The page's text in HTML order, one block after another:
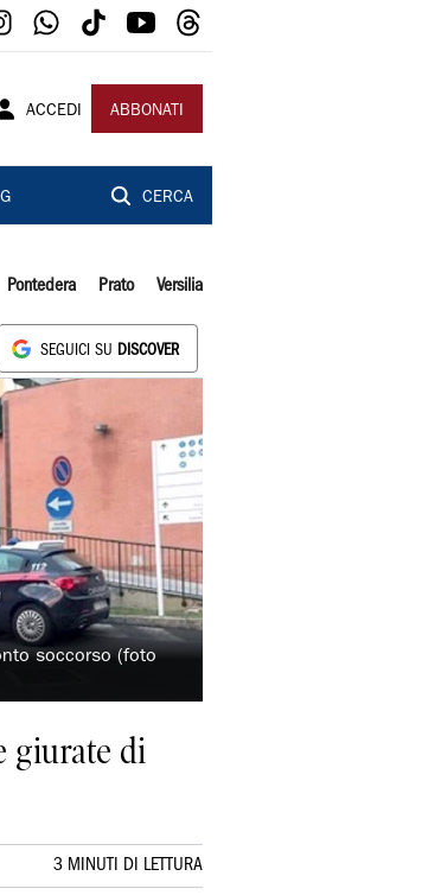
ACCEDI ABBONATI
CERCA
Pontedera Prato Versilia
SEGUICI SU DISCOVER
soccorso (foto
giurate di
3 MINUTI DI LETTURA